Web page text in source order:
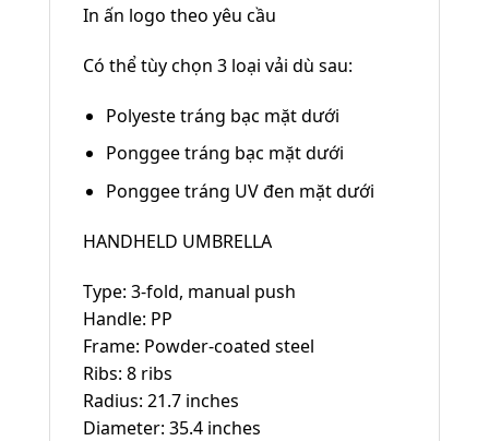
In ấn logo theo yêu cầu
Có thể tùy chọn 3 loại vải dù sau:
Polyeste tráng bạc mặt dưới
Ponggee tráng bạc mặt dưới
Ponggee tráng UV đen mặt dưới
HANDHELD UMBRELLA
Type: 3-fold, manual push
Handle: PP
Frame: Powder-coated steel
Ribs: 8 ribs
Radius: 21.7 inches
Diameter: 35.4 inches